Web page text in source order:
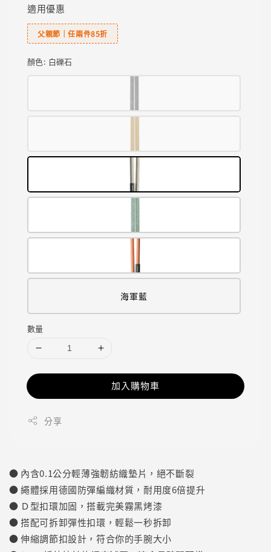
適用優惠
父親節｜任兩件85折
顏色: 白礫石
海軍藍
數量
加入購物車
分享
● 內含0.1公分輕薄強韌紡織墊片，絕不斷裂
● 繩體採用德國防彈編織材質，耐用度6倍提升
● Ｄ型扣環加固，搭載完美霧黑烤漆
● 搭配可拆卸彈性扣環，輕鬆一秒拆卸
● 伸縮調節扣設計，符合你的手腕大小